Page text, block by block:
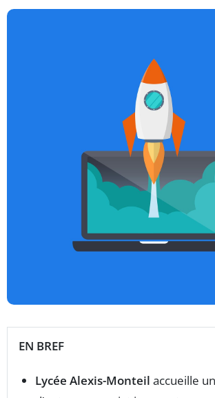
EN BREF
Lycée Alexis-Monteil accueille